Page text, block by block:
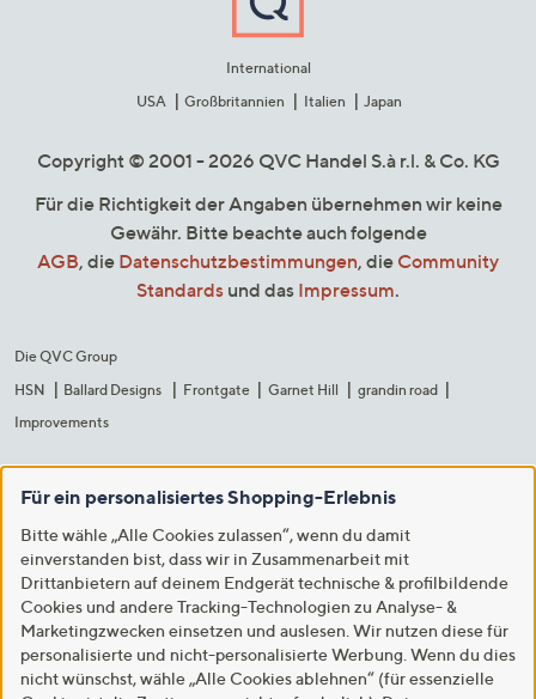
International
USA
Großbritannien Italien Japan
Copyright © 2001 - 2026 QVC Handel S.à r.l. & Co. KG
Für die Richtigkeit der Angaben übernehmen wir keine
Gewähr. Bitte beachte auch folgende
AGB, die Datenschutzbestimmungen, die Community
Standards und das Impressum.
Die QVC Group
HSN
Ballard Designs Frontgate Garnet Hill
grandin road
Improvements
Für ein personalisiertes Shopping-Erlebnis
Bitte wähle „Alle Cookies zulassen“, wenn du damit
einverstanden bist, dass wir in Zusammenarbeit mit
Drittanbietern auf deinem Endgerät technische & profilbildende
Cookies und andere Tracking-Technologien zu Analyse- &
Marketingzwecken einsetzen und auslesen. Wir nutzen diese für
personalisierte und nicht-personalisierte Werbung. Wenn du dies
nicht wünschst, wähle „Alle Cookies ablehnen“ (für essenzielle